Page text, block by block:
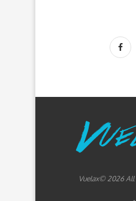
Vuelax© 2026 All